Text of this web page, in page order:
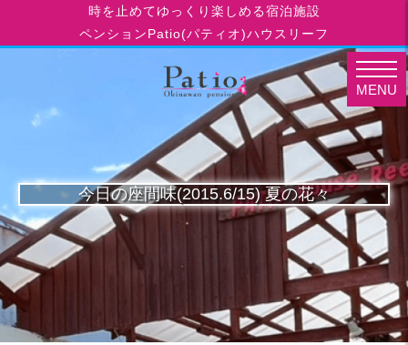
時を止めてゆっくり楽しめる宿泊施設
ペンションPatio(パティオ)ハウスリーフ
今日の座間味(2015.6/15) 夏の花々
MENU